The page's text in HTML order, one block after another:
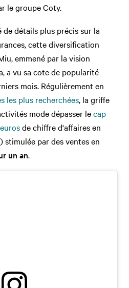
le groupe Coty.
de détails plus précis sur la
cette diversification
emmené par la vision
a vu sa cote de popularité
mois. Régulièrement en
les plus recherchées, la griffe
mode dépasser lecap
de chiffre d'affaires en
stimulée par des ventes en
un an.